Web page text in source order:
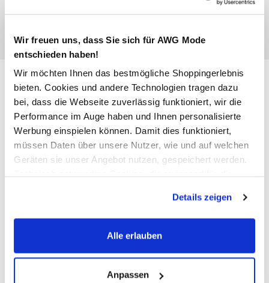
Wir freuen uns, dass Sie sich für AWG Mode
entschieden haben!
Wir möchten Ihnen das bestmögliche Shoppingerlebnis
bieten. Cookies und andere Technologien tragen dazu
bei, dass die Webseite zuverlässig funktioniert, wir die
Performance im Auge haben und Ihnen personalisierte
Werbung einspielen können. Damit dies funktioniert,
müssen Daten über unsere Nutzer, wie und auf welchen
Geräten sie unser Angebot nutzen, gespeichert werden.
werden, werden bei der Nutzung der Webseite auf jeden
Fall gesetzt. Cookies von Drittanbietern für Analyse- oder
Trackingzwecke werden nur dann aktiviert, wenn Sie das
erlauben" bzw. "Alle erlauben" klicken. Mehr dazu
(einschließlich der Möglichkeit, die Einwilligungserklärung
Details zeigen
Alle erlauben
Anpassen
Damen Kurzcardigan in toller
Strickoptik
34,99 €
Ursprünglicher Preis:49,95 €
XS S M L XL XXL